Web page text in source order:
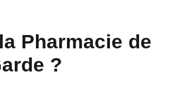
Pharmacie de
?